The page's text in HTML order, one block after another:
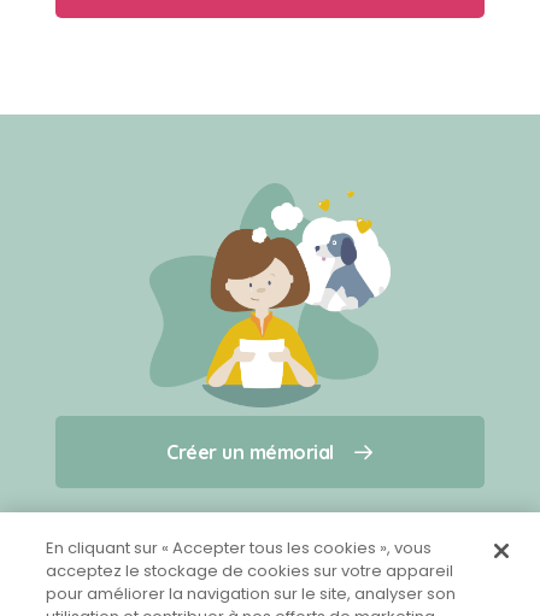
Créer un mémorial
Qui sommes-nous ?
Nous contacter
Créer un mémorial
En cliquant sur « Accepter tous les cookies », vous
acceptez le stockage de cookies sur votre appareil
pour améliorer la navigation sur le site, analyser son